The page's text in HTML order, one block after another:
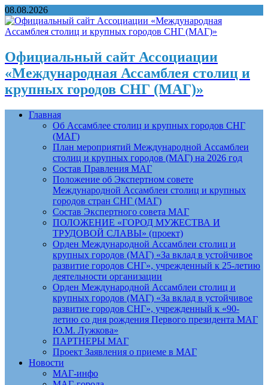
08.08.2026
Официальный сайт Ассоциации
«Международная Ассамблея столиц и
крупных городов СНГ (МАГ)»
Главная
Об Ассамблее столиц и крупных городов СНГ
(МАГ)
План мероприятий Международной Ассамблеи
столиц и крупных городов (МАГ) на 2026 год
Состав Правления МАГ
Положение об Экспертном совете
Международной Ассамблеи столиц и крупных
городов стран СНГ (МАГ)
Состав Экспертного совета МАГ
ПОЛОЖЕНИЕ «ГОРОД МУЖЕСТВА И
ТРУДОВОЙ СЛАВЫ» (проект)
Орден Международной Ассамблеи столиц и
крупных городов (МАГ) «За вклад в устойчивое
развитие городов СНГ», учрежденный к 25-летию
деятельности организации
Орден Международной Ассамблеи столиц и
крупных городов (МАГ) «За вклад в устойчивое
развитие городов СНГ», учрежденный к «90-
летию со дня рождения Первого президента МАГ
Ю.М. Лужкова»
ПАРТНЕРЫ МАГ
Проект Заявления о приеме в МАГ
Новости
МАГ-инфо